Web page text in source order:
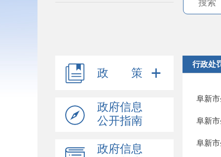
政 策
政府信息
公开指南
政府信息
行政处
阜新
阜新
阜新